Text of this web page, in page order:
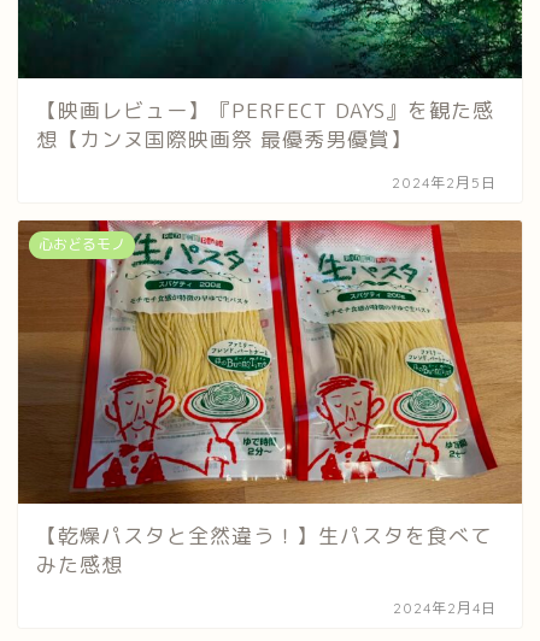
【映画レビュー】『PERFECT DAYS』を観た感
想【カンヌ国際映画祭 最優秀男優賞】
2024年2月5日
心おどるモノ
【乾燥パスタと全然違う！】生パスタを食べて
みた感想
2024年2月4日